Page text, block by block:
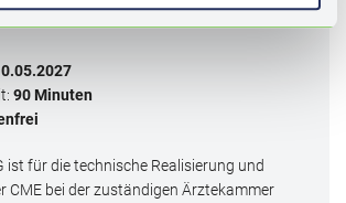
90 Minuten
ist für die technische Realisierung und
CME bei der zuständigen Ärztekammer